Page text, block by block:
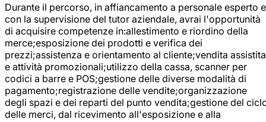
Durante il percorso, in affiancamento a personale esperto e
con la supervisione del tutor aziendale, avrai l'opportunità
di acquisire competenze in:allestimento e riordino della
merce;esposizione dei prodotti e verifica dei
prezzi;assistenza e orientamento al cliente;vendita assistita
e attività promozionali;utilizzo della cassa, scanner per
codici a barre e POS;gestione delle diverse modalità di
pagamento;registrazione delle vendite;organizzazione
degli spazi e dei reparti del punto vendita;gestione del
delle merci, dal ricevimento all'esposizione e alla